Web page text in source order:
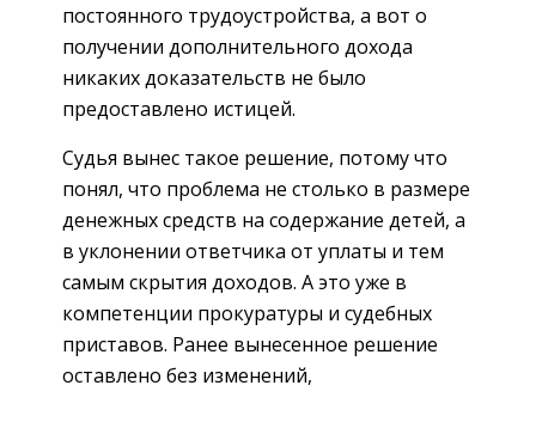
постоянного трудоустройства, а вот о
получении дополнительного дохода
никаких доказательств не было
предоставлено истицей.
Судья вынес такое решение, потому что
понял, что проблема не столько в размере
денежных средств на содержание детей, а
в уклонении ответчика от уплаты и тем
самым скрытия доходов. А это уже в
компетенции прокуратуры и судебных
приставов. Ранее вынесенное решение
оставлено без изменений,